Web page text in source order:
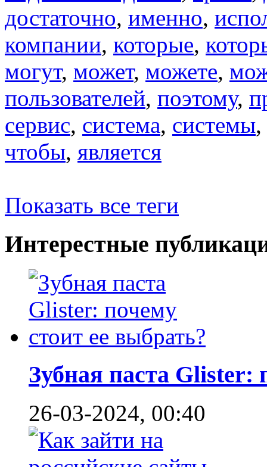
достаточно, именно,
компании, которые,
могут, может, можете,
пользователей, поэтому,
сервис, система, системы,
чтобы, является
Показать все теги
Интерестные
Зубная паста Glister:
26-03-2024, 00:40